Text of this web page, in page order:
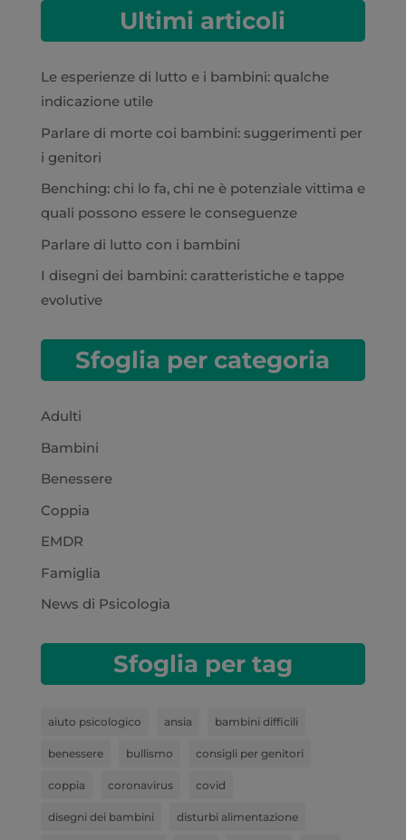
Ultimi articoli
Le esperienze di lutto e i bambini: qualche
indicazione utile
Parlare di morte coi bambini: suggerimenti per
i genitori
Benching: chi lo fa, chi ne è potenziale vittima e
quali possono essere le conseguenze
Parlare di lutto con i bambini
I disegni dei bambini: caratteristiche e tappe
evolutive
Sfoglia per categoria
Adulti
Bambini
Benessere
Coppia
EMDR
Famiglia
News di Psicologia
Sfoglia per tag
aiuto psicologico ansia bambini difficili
benessere bullismo consigli per genitori
coppia coronavirus covid
disegni dei bambini disturbi alimentazione